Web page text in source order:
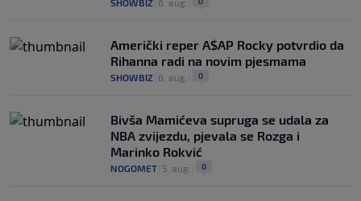
Američki reper A$AP Rocky potvrdio da
Rihanna radi na novim pjesmama
SHOWBIZ 6. aug. 0
Bivša Mamićeva supruga se udala za
NBA zvijezdu, pjevala se Rozga i
Marinko Rokvić
NOGOMET 5. aug. 0